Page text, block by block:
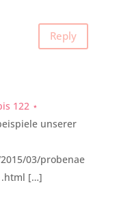
Reply
122 ⋆
unserer
03/probenae
[…]